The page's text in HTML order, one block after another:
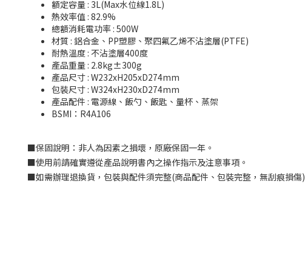
額定容量 : 3L(Max水位線1.8L)
熱效率值 : 82.9%
總額消耗電功率 : 500W
材質 : 鋁合金、PP塑膠、聚四氟乙烯不沾塗層(PTFE)
耐熱溫度 : 不沾塗層400度
產品重量 : 2.8kg±300g
產品尺寸 : W232xH205xD274mm
包裝尺寸 : W324xH230xD274mm
產品配件 : 電源線、飯勺、飯匙、量杯、蒸架
BSMI：R4A106
■保固說明：非人為因素之損壞，原廠保固一年。
■使用前請確實遵從產品說明書內之操作指示及注意事項。
■如需辦理退換貨，包裝與配件須完整(商品配件、包裝完整，無刮痕損傷)